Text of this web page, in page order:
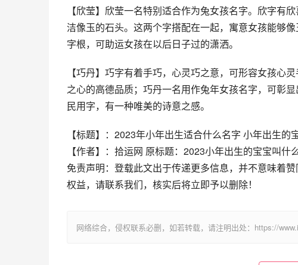
【欣莹】欣莹一名特别适合作为兔女孩名字。欣字有
洁像玉的石头。这两个字搭配在一起，寓意女孩能够
字根，可助运女孩在以后日子过的潇洒。
【巧丹】巧字有着手巧，心灵巧之意，可形容女孩心
之心的高德品质；巧丹一名用作兔年女孩名字，可彰
民用字，有一种唯美的诗意之感。
【标题】：2023年小年出生适合什么名字 小年出生的
【作者】：拾运网 原标题：2023小年出生的宝宝叫什
免责声明：登载此文出于传递更多信息，并不意味着
权益，请联系我们，核实后将立即予以删除！
网络综合，侵权联系必删，如若转载，请注明出处：https://